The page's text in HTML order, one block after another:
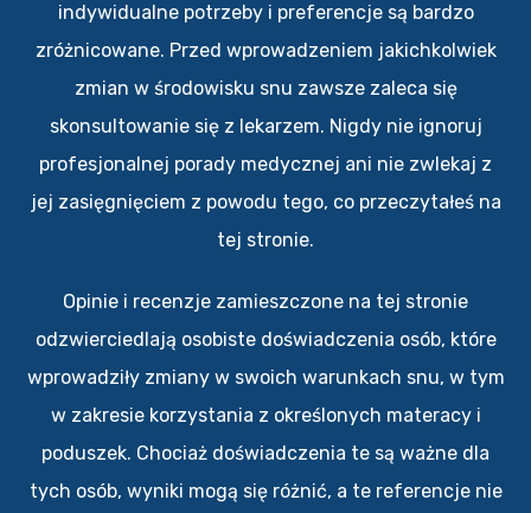
indywidualne potrzeby i preferencje są bardzo
zróżnicowane. Przed wprowadzeniem jakichkolwiek
zmian w środowisku snu zawsze zaleca się
skonsultowanie się z lekarzem. Nigdy nie ignoruj
profesjonalnej porady medycznej ani nie zwlekaj z
jej zasięgnięciem z powodu tego, co przeczytałeś na
tej stronie.
Opinie i recenzje zamieszczone na tej stronie
odzwierciedlają osobiste doświadczenia osób, które
wprowadziły zmiany w swoich warunkach snu, w tym
w zakresie korzystania z określonych materacy i
poduszek. Chociaż doświadczenia te są ważne dla
tych osób, wyniki mogą się różnić, a te referencje nie